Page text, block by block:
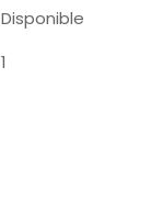
Disponible
1